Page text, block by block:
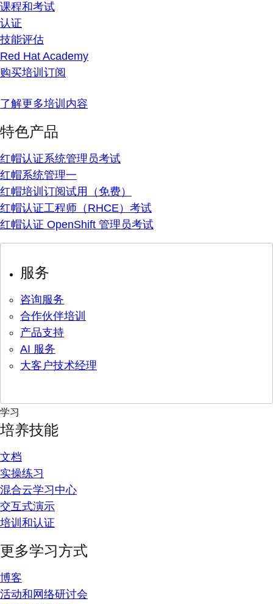
课程和考试
认证
技能评估
Red Hat Academy
购买培训订阅
了解更多培训内容
特色产品
红帽认证系统管理员考试
红帽系统管理一
红帽培训订阅试用（免费）
红帽认证工程师（RHCE）考试
红帽认证 OpenShift 管理员考试
服务
咨询服务
合作伙伴培训
产品支持
AI 服务
大客户技术经理
学习
培养技能
文档
实操练习
混合云学习中心
交互式演示
培训和认证
更多学习方式
博客
活动和网络研讨会